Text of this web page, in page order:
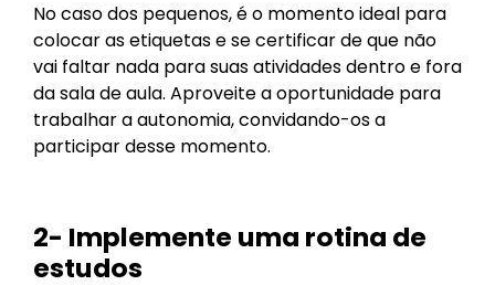
No caso dos pequenos, é o momento ideal para
colocar as etiquetas e se certificar de que não
vai faltar nada para suas atividades dentro e fora
da sala de aula. Aproveite a oportunidade para
trabalhar a autonomia, convidando-os a
participar desse momento.
2- Implemente uma rotina de
estudos